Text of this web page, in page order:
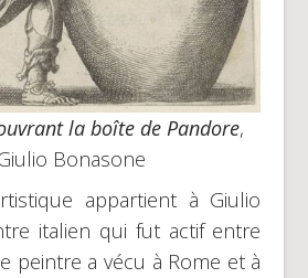
la boîte de Pandore,
Bonasone
appartient à Giulio
italien qui fut actif entre
peintre a vécu à Rome et à